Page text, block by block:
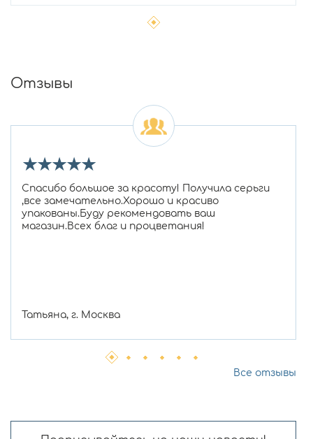
Отзывы
★★★★★
Спасибо большое за красоту! Получила серьги
,все замечательно.Хорошо и красиво
упакованы.Буду рекомендовать ваш
магазин.Всех благ и процветания!
Татьяна, г. Москва
Все отзывы